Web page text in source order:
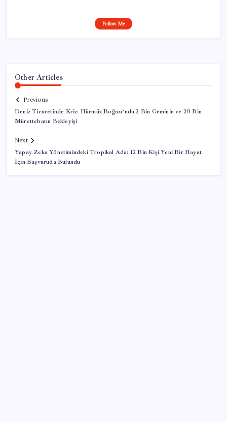
Follow Me
Other Articles
Previous
Deniz Ticaretinde Kriz: Hürmüz Boğazı’nda 2 Bin Geminin ve 20 Bin
Mürettebatın Bekleyişi
Next
Yapay Zeka Yönetimindeki Tropikal Ada: 12 Bin Kişi Yeni Bir Hayat
İçin Başvuruda Bulundu